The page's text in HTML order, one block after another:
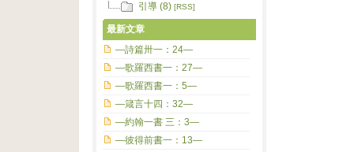
引導 (8) [RSS]
最新文章
—詩篇卅一：24—
—歌羅西書一：27—
—歌羅西書一：5—
—箴言十四：32—
—約翰一書 三：3—
—彼得前書一：13—